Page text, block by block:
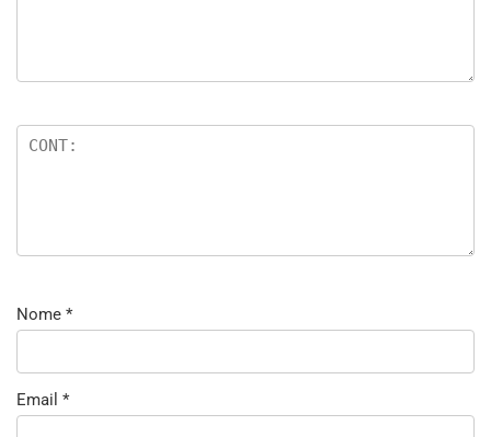
Nome *
Email *